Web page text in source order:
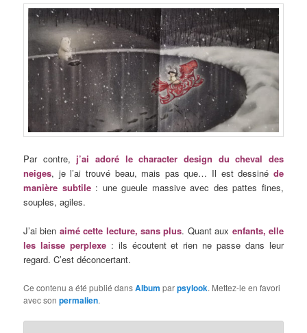
Par contre, j’ai adoré le character design du cheval des
neiges, je l’ai trouvé beau, mais pas que… Il est dessiné de
manière subtile: une gueule massive avec des pattes fines,
souples, agiles.
J’ai bien aimé cette lecture, sans plus. Quant aux enfants, elle
les laisse perplexe: ils écoutent et rien ne passe dans leur
regard. C’est déconcertant.
Ce contenu a été publié dansAlbum parpsylook. Mettez-le en favori
avec sonpermalien.